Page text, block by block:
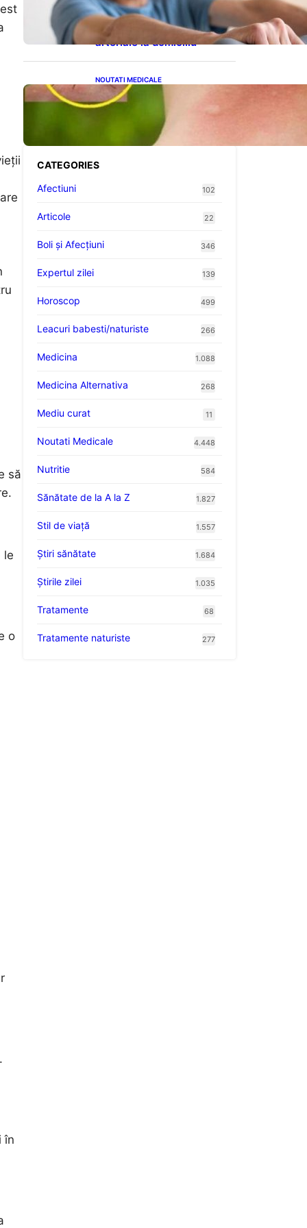
să
le
o
în
cardiovasculare: Patru
exerciții simple pentru
reducerea tensiunii
arteriale la domiciliu
NOUTATI MEDICALE
Cum bacteriile pielii
influențează atracția
țânțarilor: O nouă viziune
asupra alegerii victimelor
CATEGORIES
Afectiuni
102
Articole 22
Boli și Afecțiuni 346
Expertul zilei 139
Horoscop 499
Leacuri babesti/naturiste 266
Medicina 1.088
Medicina Alternativa 268
Mediu curat 11
Noutati Medicale 4.448
Nutritie 584
Sănătate de la A la Z 1.827
Stil de viaţă 1.557
Ştiri sănătate 1.684
Știrile zilei 1.035
Tratamente 68
Tratamente naturiste 277